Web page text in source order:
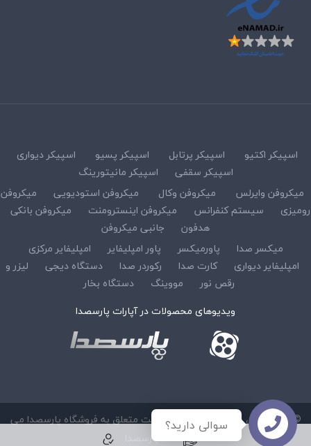
اسپیکر اکتیو اسپیکر پرتابل اسپیکر پسیو
اسپیکر دیواری
اسپیکر سقفی
اسپیکر مانیتورینگ
میکروفن وایرلس
میکروفن وکال میکروفن استودیویی
میکروفن
رومیزی
سیستم کنفرانس میکروفن اینسترومنت
میکروفن بانکی
هدفون
جانبی میکروفن
میکسر صدا
پاورمیکسر پاور امپلیفایر
امپلیفایر مرکزی
امپلیفایر دیواری
کارت صدا رکوردر صدا دستگاه دیجی
لیزر و
رقص نور
مووینگ
دستگاه بخار
ویدیوهای محصولات در آپارات پارسصدا
© کلیه حقوق مادی و معنوی این سایت متعلق به فروشگاه پارسصدا می
باشد :پارسصدا
سوالی دارید؟